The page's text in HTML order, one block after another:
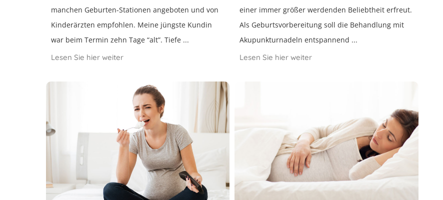
manchen Geburten-Stationen angeboten und von
Kinderärzten empfohlen. Meine jüngste Kundin
war beim Termin zehn Tage “alt”. Tiefe ...
Lesen Sie hier weiter
einer immer größer werdenden Beliebtheit erfreut.
Als Geburtsvorbereitung soll die Behandlung mit
Akupunkturnadeln entspannend ...
Lesen Sie hier weiter